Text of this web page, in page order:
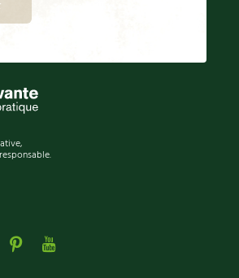
Linkedin
PinterestYoutube